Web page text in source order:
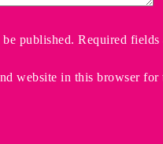
published. Required fields
website in this browser